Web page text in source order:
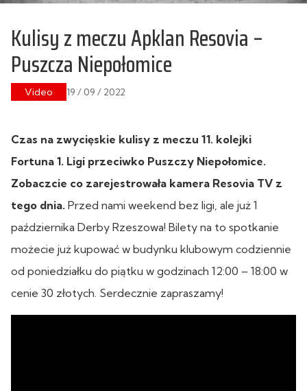
Kulisy z meczu Apklan Resovia –
Puszcza Niepołomice
Video 19 / 09 / 2022
Czas na zwycięskie kulisy z meczu 11. kolejki
Fortuna 1. Ligi przeciwko Puszczy Niepołomice.
Zobaczcie co zarejestrowała kamera Resovia TV z
tego dnia. Przed nami weekend bez ligi, ale już 1
października Derby Rzeszowa! Bilety na to spotkanie
możecie już kupować w budynku klubowym codziennie
od poniedziałku do piątku w godzinach 12:00 – 18:00 w
cenie 30 złotych. Serdecznie zapraszamy!